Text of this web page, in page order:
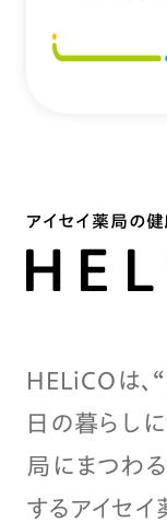
アイセイ薬局の
HELiCOは、
日の暮らし
局にまつわ
するアイセ